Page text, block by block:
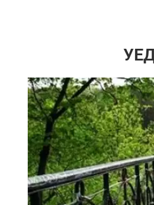
Планетарий